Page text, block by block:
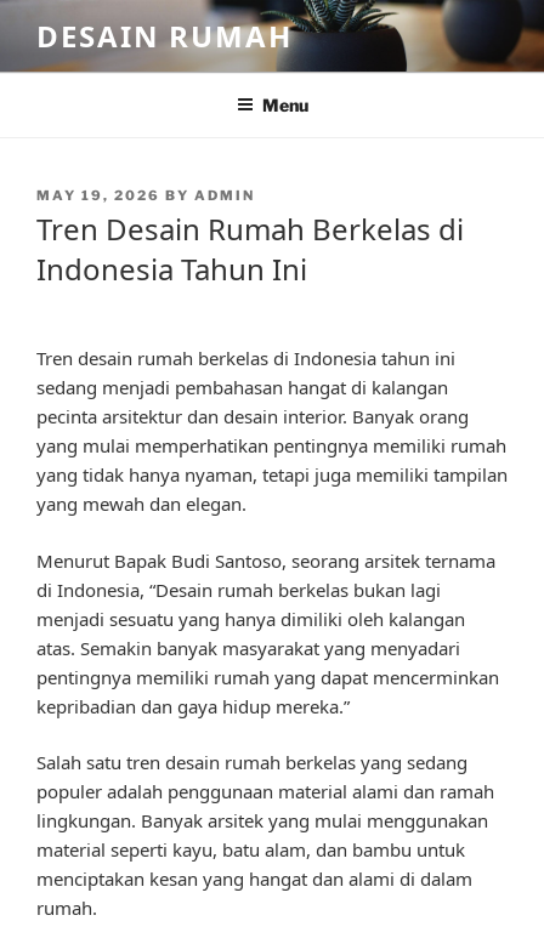
content
DESAIN RUMAH
Menu
POSTED
MAY 19, 2026 BY ADMIN
Tren Desain Rumah Berkelas di
Indonesia Tahun Ini
Tren desain rumah berkelas di Indonesia tahun ini
sedang menjadi pembahasan hangat di kalangan
pecinta arsitektur dan desain interior. Banyak orang
yang mulai memperhatikan pentingnya memiliki rumah
yang tidak hanya nyaman, tetapi juga memiliki tampilan
yang mewah dan elegan.
Menurut Bapak Budi Santoso, seorang arsitek ternama
di Indonesia, “Desain rumah berkelas bukan lagi
menjadi sesuatu yang hanya dimiliki oleh kalangan
atas. Semakin banyak masyarakat yang menyadari
pentingnya memiliki rumah yang dapat mencerminkan
kepribadian dan gaya hidup mereka.”
Salah satu tren desain rumah berkelas yang sedang
populer adalah penggunaan material alami dan ramah
lingkungan. Banyak arsitek yang mulai menggunakan
material seperti kayu, batu alam, dan bambu untuk
menciptakan kesan yang hangat dan alami di dalam
rumah.